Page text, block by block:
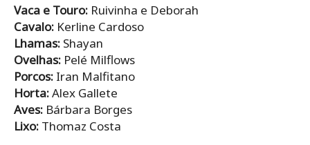
Vaca e Touro: Ruivinha e Deborah
Cavalo: Kerline Cardoso
Lhamas: Shayan
Ovelhas: Pelé Milflows
Porcos: Iran Malfitano
Horta:Alex Gallete
Aves: Bárbara Borges
Lixo: Thomaz Costa